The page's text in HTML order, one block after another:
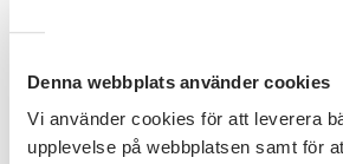
Denna webbplats använder cookies
Vi använder cookies för att leverera
upplevelse på webbplatsen samt för
efter dina intressen, din nivå och
Kursen riktar sig till blandade åldrar
deltagare på olika nivåer. Oavsett
med pianospel, röst eller samspelet
piano formas undervisningen